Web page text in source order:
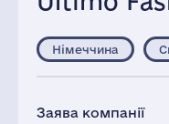
Німеччина
Заява компанії